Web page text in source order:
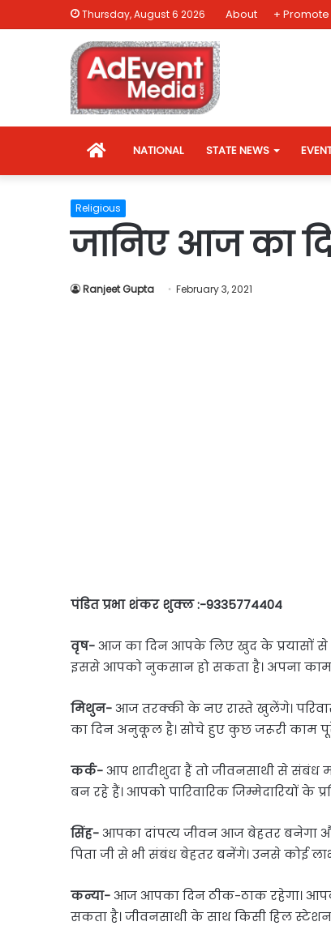
Thursday, August 6 2026 About + Promote
HOMENATIONAL STATE NEWS
Religious
जानिए आज का
Ranjeet Gupta February 3, 2021
पंडित प्रभा शंकर शुक्ल :-9335774404
वृष-आज का दिन आपके लिए खुद के प्रयासों
इससे आपको नुकसान हो सकता है। अपना
मिथुन-आज तरक्की के नए रास्ते खुलेंगे।
का दिन अनुकूल है। सोचे हुए कुछ जरूरी काम
कर्क-आप शादीशुदा हैं तो जीवनसाथी से
बन रहे हैं। आपको पारिवारिक जिम्मेदारियों के
सिंह-आपका दांपत्य जीवन आज बेहतर बनेगा
पिता जी से भी संबंध बेहतर बनेंगे। उनसे कोई
कन्या-आज आपका दिन ठीक-ठाक रहेगा।
सकता है। जीवनसाथी के साथ किसी हिल